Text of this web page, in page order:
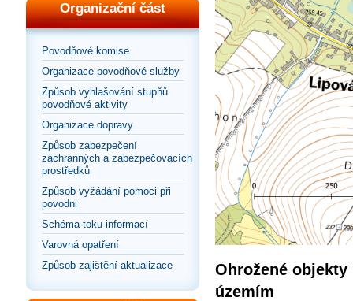
Organizační část
Povodňové komise
Organizace povodňové služby
Způsob vyhlašování stupňů
povodňové aktivity
Organizace dopravy
Způsob zabezpečení
záchranných a zabezpečovacích
prostředků
Způsob vyžádání pomoci při
povodni
Schéma toku informací
Varovná opatření
Způsob zajištění aktualizace
Ohrožené
územím